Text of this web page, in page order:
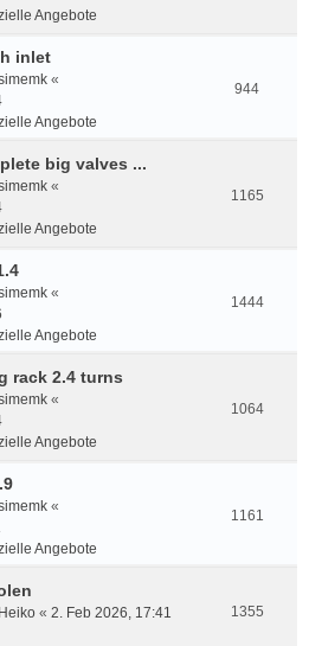
Angebote
inlet
«
Angebote
944
big valves ...
«
Angebote
1165
«
Angebote
1444
rack 2.4 turns
«
Angebote
1064
«
Angebote
1161
Heiko « 2. Feb 2026, 17:41
1355